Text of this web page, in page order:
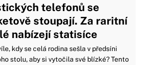
telefonů se
stoupají. Za raritní
nabízejí statisíce
kdy se celá rodina sešla v předsíni
stolu, aby si vytočila své blízké? Tento